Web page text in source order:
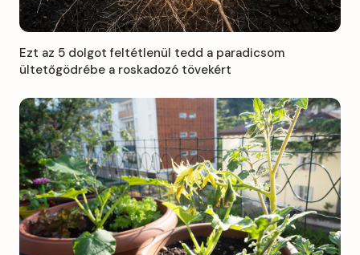
Ezt az 5 dolgot feltétlenül tedd a paradicsom
ültetőgödrébe a roskadozó tövekért